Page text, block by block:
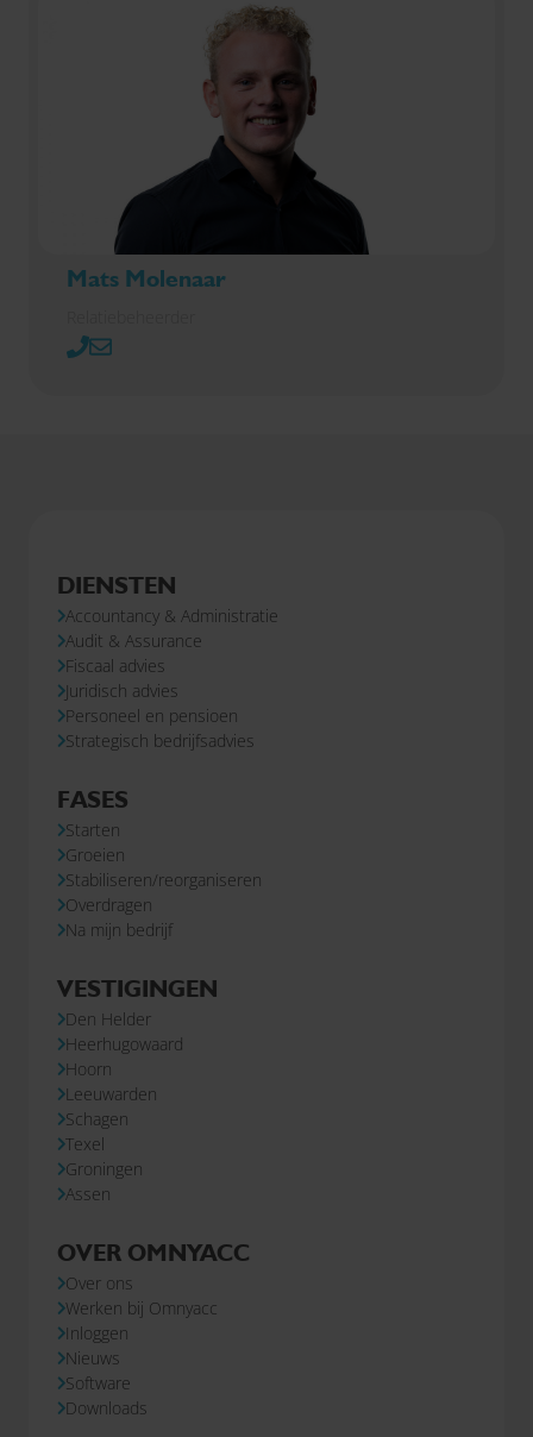
Mats Molenaar
DIENSTEN
Accountancy & Administratie
Audit & Assurance
Fiscaal advies
Juridisch advies
Personeel en pensioen
Strategisch bedrijfsadvies
FASES
Starten
Groeien
Stabiliseren/reorganiseren
Overdragen
Na mijn bedrijf
VESTIGINGEN
Den Helder
Heerhugowaard
Hoorn
Leeuwarden
Schagen
Texel
Groningen
Assen
OVER OMNYACC
Over ons
Werken bij Omnyacc
Inloggen
Nieuws
Software
Downloads